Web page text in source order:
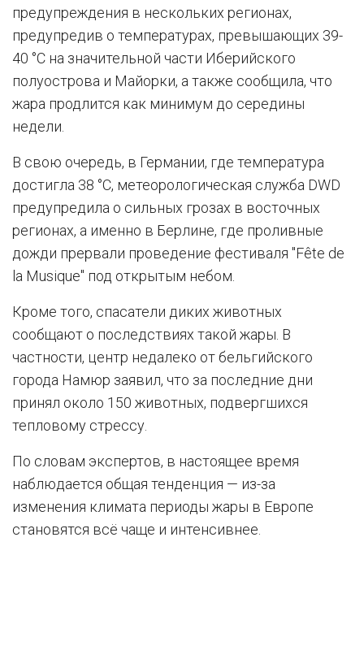
предупреждения в нескольких регионах,
предупредив о температурах, превышающих 39-
40 °C на значительной части Иберийского
полуострова и Майорки, а также сообщила, что
жара продлится как минимум до середины
недели.
В свою очередь, в Германии, где температура
достигла 38 °C, метеорологическая служба DWD
предупредила о сильных грозах в восточных
регионах, а именно в Берлине, где проливные
дожди прервали проведение фестиваля "Fête de
la Musique" под открытым небом.
Кроме того, спасатели диких животных
сообщают о последствиях такой жары. В
частности, центр недалеко от бельгийского
города Намюр заявил, что за последние дни
принял около 150 животных, подвергшихся
тепловому стрессу.
По словам экспертов, в настоящее время
наблюдается общая тенденция — из-за
изменения климата периоды жары в Европе
становятся всё чаще и интенсивнее.